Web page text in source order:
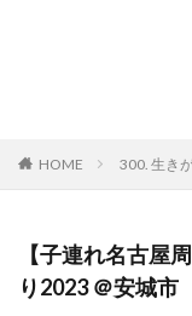
HOME 300. 生き
【子連れ名古屋
り2023 ＠安城市